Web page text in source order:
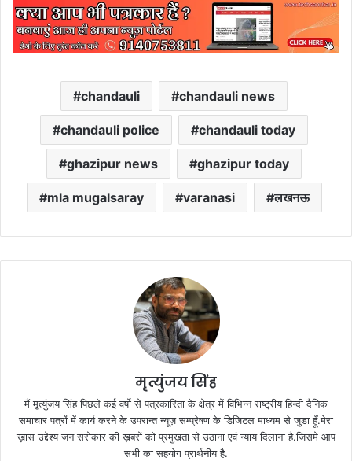
chandauli chandauli news
chandauli police chandauli today
ghazipur news ghazipur today
mla mugalsaray varanasi लखनऊ
मृत्युंजय सिंह
मैं मृत्युंजय सिंह पिछले कई वर्षो से पत्रकारिता के क्षेत्र में विभिन्न राष्ट्रीय हिन्दी दैनिक
समाचार पत्रों में कार्य करने के उपरान्त न्यूज़ सम्प्रेषण के डिजिटल माध्यम से जुडा हूँ.मेरा
ख़ास उद्देश्य जन सरोकार की ख़बरों को प्रमुखता से उठाना एवं न्याय दिलाना है.जिसमे आप
सभी का सहयोग प्रार्थनीय है.